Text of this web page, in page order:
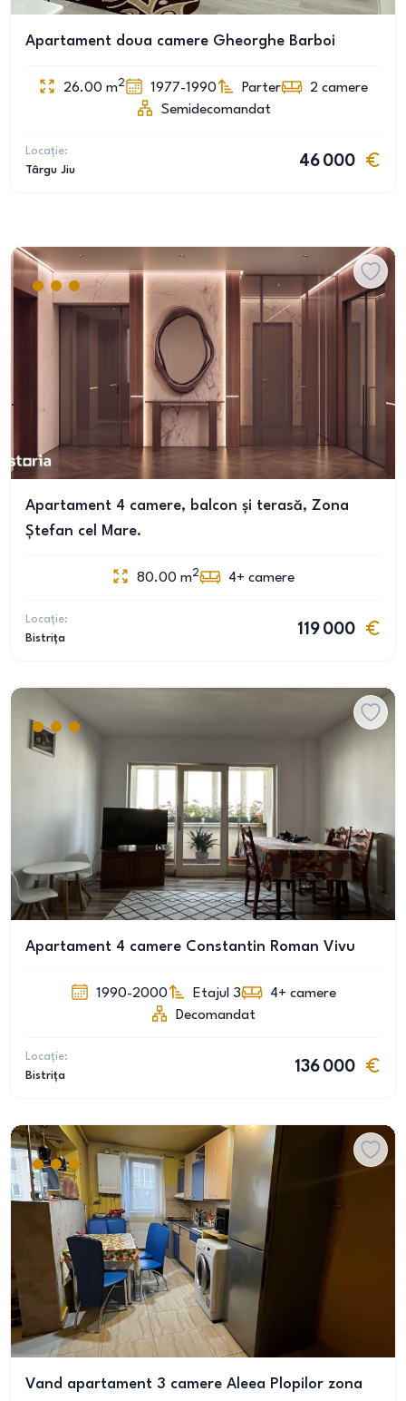
Apartament doua camere Gheorghe Barboi
26.00 m2 1977-1990 Parter 2 camere
Semidecomandat
Locație:
Târgu Jiu
46 000
Apartament 4 camere, balcon și terasă, Zona
Ștefan cel Mare.
80.00 m2 4+ camere
Locație:
Bistrița
119 000
Apartament 4 camere Constantin Roman Vivu
1990-2000 Etajul 3 4+ camere
Decomandat
Locație:
Bistrița
136 000
Vand apartament 3 camere Aleea Plopilor zona